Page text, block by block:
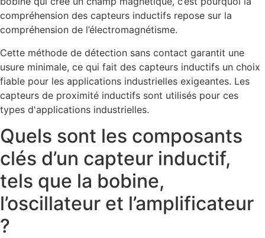
compréhension des capteurs inductifs repose sur la
compréhension de l’électromagnétisme.
Cette méthode de détection sans contact garantit une
usure minimale, ce qui fait des capteurs inductifs un choix
fiable pour les applications industrielles exigeantes. Les
capteurs de proximité inductifs sont utilisés pour ces
types d'applications industrielles.
Quels sont les composants
clés d’un capteur inductif,
tels que la bobine,
l’oscillateur et l’amplificateur
?